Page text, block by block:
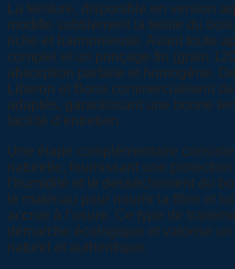
La teinture, disponible en version
modifie subtilement la teinte du
riche et harmonieuse. Avant toute
complet et un ponçage fin (grain
absorption parfaite et homogène.
Liberon et Bona commercialisent
adaptés, garantissant une bonne
facilité d’entretien.
Une étape complémentaire
naturelle, fournissant une
l’humidité et le dessèchement du
le matériau pour nourrir la fibre et
accrue à l’usure. Ce type de
démarche écologique et valorise
naturel et authentique.